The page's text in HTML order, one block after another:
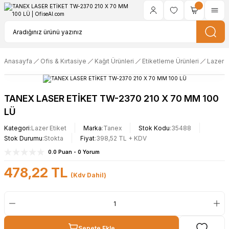
Anasayfa Ofis & Kırtasiye Kağıt Ürünleri Etiketleme Ürünleri Lazer
TANEX LASER ETİKET TW-2370 210 X 70 MM 100
LÜ
Kategori Lazer Etiket Marka Tanex Stok Kodu 35488
Stok Durumu Stokta Fiyat 398,52 TL + KDV
0.0 Puan - 0 Yorum
478,22 TL (Kdv Dahil)